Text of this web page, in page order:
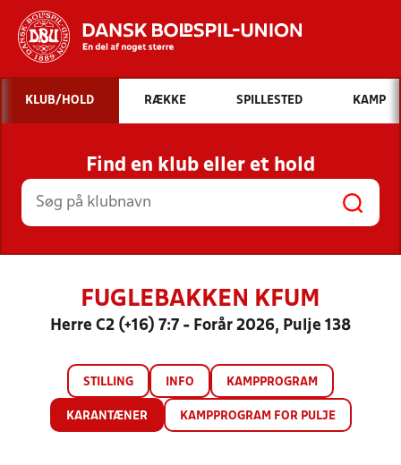
Hvad vil du søge efter?
INDHOLD OG NYHEDER
STILLINGER, RESULTATER, KLUBBER OG
HOLD
KLUB/HOLD RÆKKE SPILLESTED KAMP
Find en klub eller et hold
FUGLEBAKKEN KFUM
Herre C2 (+16) 7:7 - Forår 2026, Pulje 138
STILLING INFO KAMPPROGRAM
KARANTÆNER KAMPPROGRAM FOR PULJE